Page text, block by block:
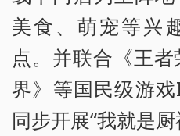
美食、萌宠等兴
点。并联合《王
界》等国民级游
同步开展“我就是厨